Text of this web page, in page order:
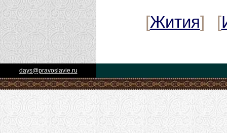
[Жития] [
days@pravoslavie.ru